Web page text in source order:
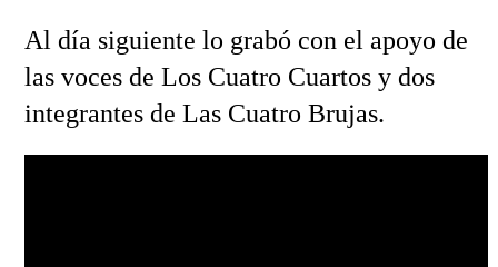
Al día siguiente lo grabó con el apoyo de
las voces de Los Cuatro Cuartos y dos
integrantes de Las Cuatro Brujas.